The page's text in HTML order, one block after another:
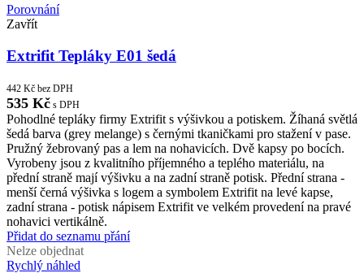
Porovnání
Zavřít
Extrifit Tepláky E01 šedá
442 Kč bez DPH
535 Kč s DPH
Pohodlné tepláky firmy Extrifit s výšivkou a potiskem. Žíhaná světlá
šedá barva (grey melange) s černými tkaničkami pro stažení v pase.
Pružný žebrovaný pas a lem na nohavicích. Dvě kapsy po bocích.
Vyrobeny jsou z kvalitního příjemného a teplého materiálu, na
přední straně mají výšivku a na zadní straně potisk. Přední strana -
menší černá výšivka s logem a symbolem Extrifit na levé kapse,
zadní strana - potisk nápisem Extrifit ve velkém provedení na pravé
nohavici vertikálně.
Přidat do seznamu přání
Nelze objednat
Rychlý náhled